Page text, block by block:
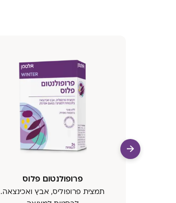
פרופולנטום פלוס
תמצית פרופוליס, אבץ ואכינצאה.